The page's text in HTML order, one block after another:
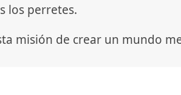
los perretes.
misión de crear un mundo